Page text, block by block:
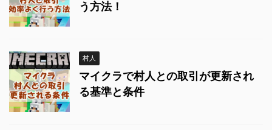
う方法！
村人
マイクラで村人との取引が更新され
る基準と条件